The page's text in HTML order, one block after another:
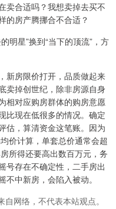
卖合适吗？我想卖掉去买不
的房产腾挪合不合适？
明星”换到“当下的顶流”，方
新房限价打开，品质做起来
卖掉创世纪，除非房源自身
相对应购房群体的购房意愿
比现在低很多的情况。确定
估，算清资金这笔账。因为
价计算，单套总价通常会超
所得还要高出数百万元，务
号存在不确定性，二手房出
中新房，会陷入被动。
网络，不代表本站观点。